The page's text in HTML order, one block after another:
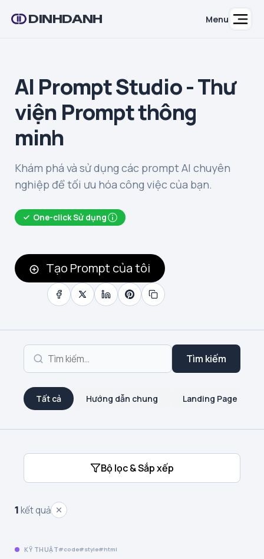
DINHDANH Menu
AI Prompt Studio - Thư
viện Prompt thông
minh
Khám phá và sử dụng các prompt AI chuyên
nghiệp để tối ưu hóa công việc của bạn.
One-click Sử dụng
Tạo Prompt của tôi
Tìm kiếm
Tất cả Hướng dẫn chung Landing Page
Bộ lọc & Sắp xếp
1kết quả
KỸ THUẬT code style html